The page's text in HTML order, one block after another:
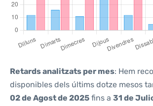
Retards analitzats per mes: Hem
disponibles dels últims dotze mesos
02 de Agost de 2025 fins a 31 de